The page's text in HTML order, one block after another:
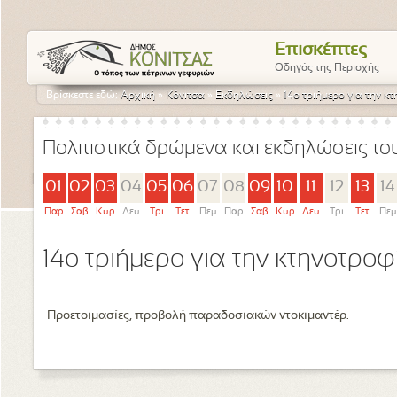
Επισκέπτες
Οδηγός της Περιοχής
Βρίσκεστε εδώ:Αρχική » Κόνιτσα » Εκδηλώσεις » 14o τριήμερο για την
Πολιτιστικά δρώμενα και εκδηλώσεις
01
Παρ
02
Σαβ
03
Κυρ
04
Δευ
05
Τρι
06
Τετ
07
Πεμ
08
Παρ
09
Σαβ
10
Κυρ Δευ
12
Τρι
13
Τετ
14
Πεμ
14o τριήμερο για την
Προετοιμασίες, προβολή παραδοσιακών ντοκιμαντέρ.